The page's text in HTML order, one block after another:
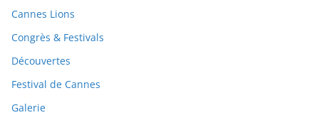
Cannes Lions
Congrès & Festivals
Découvertes
Festival de Cannes
Galerie